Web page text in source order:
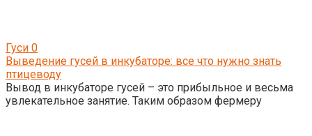
Гуси 0
Выведение гусей в инкубаторе: все что нужно знать
птицеводу
Вывод в инкубаторе гусей – это прибыльное и весьма
увлекательное занятие. Таким образом фермеру